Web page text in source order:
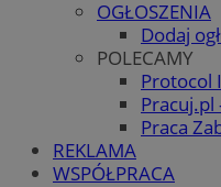
OGŁOSZENIA
Dodaj
POLECAMY
Protocol
Pracuj.pl
Praca
REKLAMA
WSPÓŁPRACA